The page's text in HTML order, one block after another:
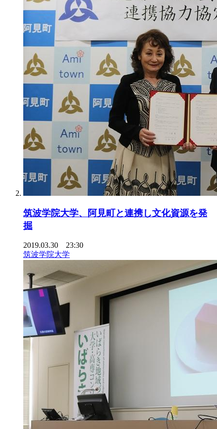
筑波学院大学、阿見町と連携し文化資源を発
掘
2019.03.30 23:30
筑波学院大学